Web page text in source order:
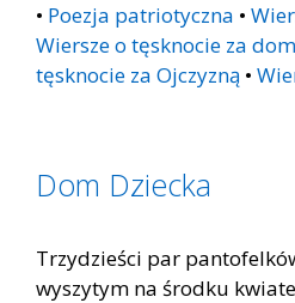
• Poezja patriotyczna •
Wiersze o tęsknocie za
tęsknocie za Ojczyzną •
Dom Dziecka
Trzydzieści par
wyszytym na środku